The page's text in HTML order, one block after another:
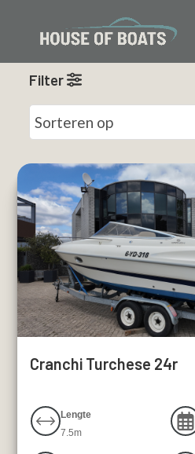
Filter
Cranchi Turchese 24r
Lengte
7.5m